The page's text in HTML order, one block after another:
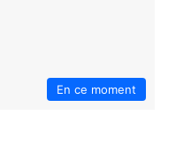
En ce moment